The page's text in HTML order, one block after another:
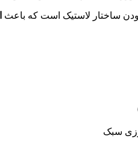
ساختار لاستیک است که باعث
سبک